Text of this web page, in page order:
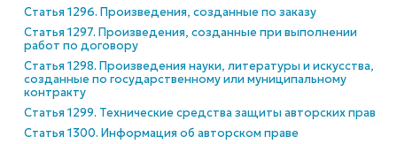
Статья 1296. Произведения, созданные по заказу
Статья 1297. Произведения, созданные при выполнении
работ по договору
Статья 1298. Произведения науки, литературы и искусства,
созданные по государственному или муниципальному
контракту
Статья 1299. Технические средства защиты авторских прав
Статья 1300. Информация об авторском праве